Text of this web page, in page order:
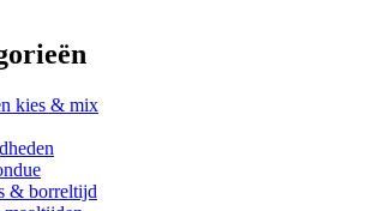
kies & mix
& borreltijd